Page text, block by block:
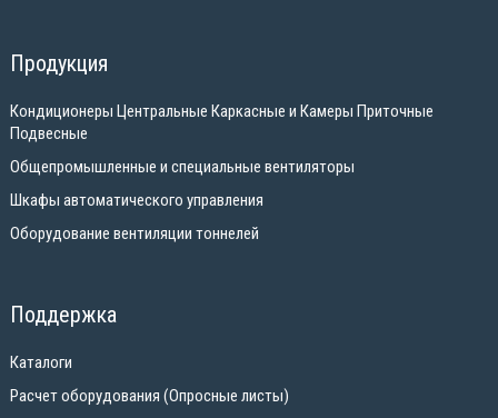
Продукция
Кондиционеры Центральные Каркасные и Камеры Приточные
Подвесные
Общепромышленные и специальные вентиляторы
Шкафы автоматического управления
Оборудование вентиляции тоннелей
Поддержка
Каталоги
Расчет оборудования (Опросные листы)